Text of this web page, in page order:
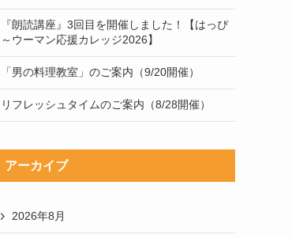
『朗読講座』3回目を開催しました！【はっぴ
～ウーマン応援カレッジ2026】
「男の料理教室」のご案内（9/20開催）
リフレッシュタイムのご案内（8/28開催）
アーカイブ
2026年8月